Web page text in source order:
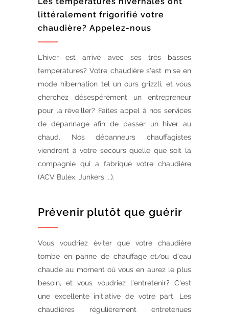
littéralement frigorifié votre
chaudière? Appelez-nous
L'hiver est arrivé avec ses très basses
températures? Votre chaudière s'est mise en
mode hibernation tel un ours grizzli, et vous
cherchez désespérément un entrepreneur
pour la réveiller? Faites appel à nos services
de dépannage afin de passer un hiver au
chaud. Nos dépanneurs chauffagistes
viendront à votre secours quelle que soit la
compagnie qui a fabriqué votre chaudière
(ACV Bulex, Junkers ...).
Prévenir plutôt que guérir
Vous voudriez éviter que votre chaudière
tombe en panne de chauffage et/ou d'eau
chaude au moment où vous en aurez le plus
besoin, et vous voudriez l'entretenir? C'est
une excellente initiative de votre part. Les
chaudières régulièrement entretenues